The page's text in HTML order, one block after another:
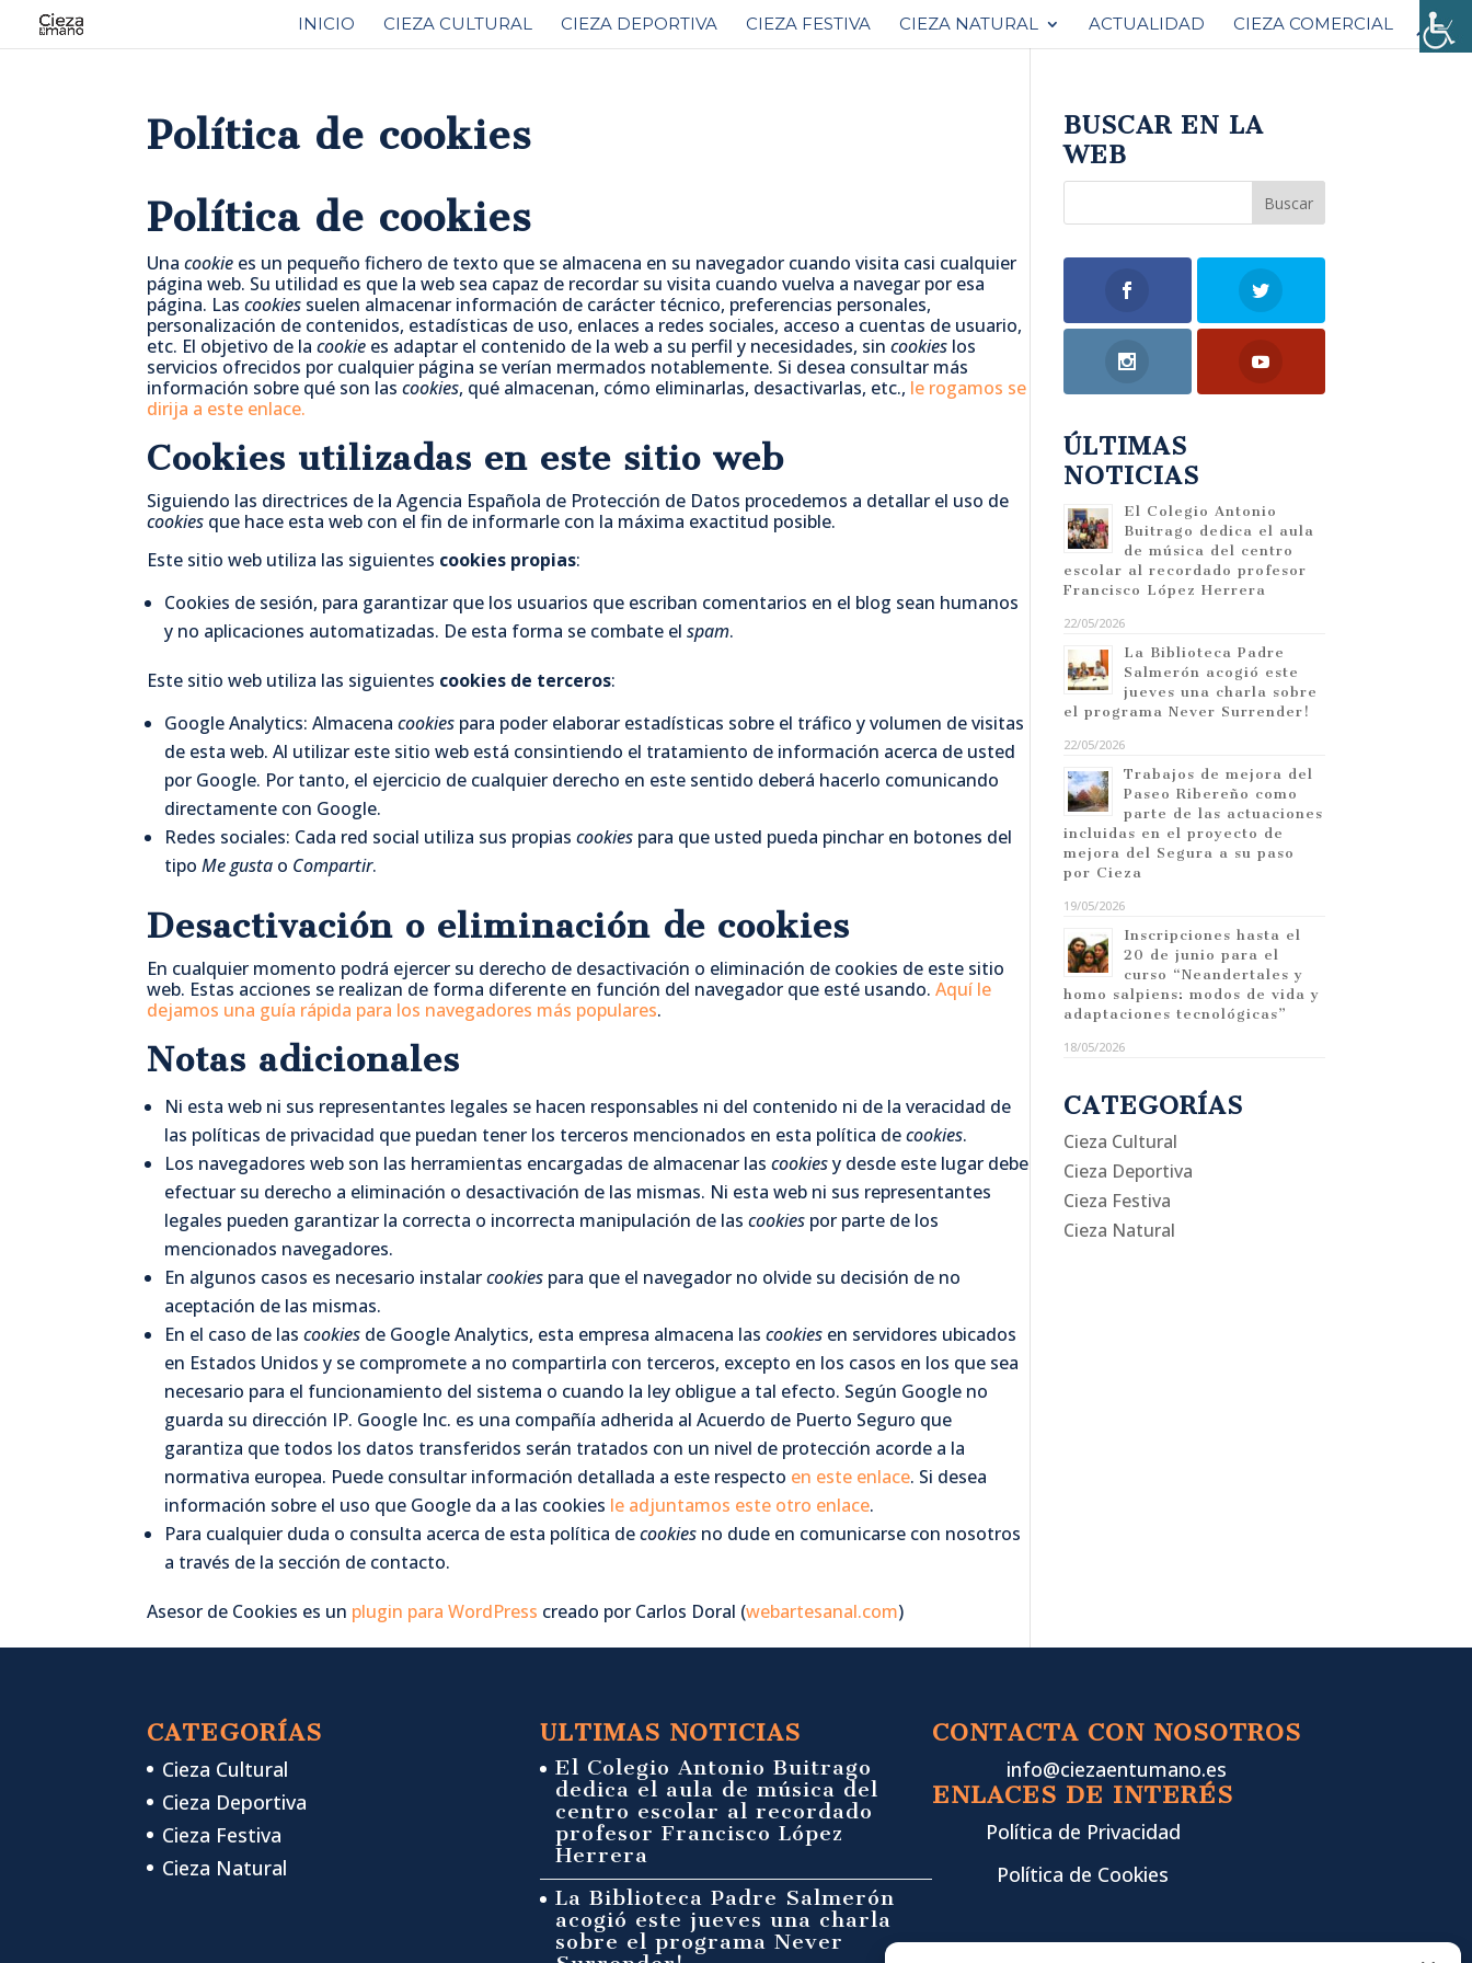
INICIO CIEZA CULTURAL CIEZA DEPORTIVA CIEZA FESTIVA CIEZA NATURAL ACTUALIDAD CIEZA COMERCIAL
Política de cookies
Política de cookies
Unacookie es un pequeño fichero de texto que se almacena en su navegador cuando visita casi cualquier
página web. Su utilidad es que la web sea capaz de recordar su visita cuando vuelva a navegar por esa
página. Lascookies suelen almacenar información de carácter técnico, preferencias personales,
personalización de contenidos, estadísticas de uso, enlaces a redes sociales, acceso a cuentas de usuario,
etc. El objetivo de lacookie es adaptar el contenido de la web a su perfil y necesidades, sincookies los
servicios ofrecidos por cualquier página se verían mermados notablemente. Si desea consultar más
información sobre qué son lascookies, qué almacenan, cómo eliminarlas, desactivarlas, etc., le rogamos se
dirija a este enlace.
Cookies utilizadas en este sitio web
Siguiendo las directrices de la Agencia Española de Protección de Datos procedemos a detallar el uso de
cookies que hace esta web con el fin de informarle con la máxima exactitud posible.
Este sitio web utiliza las siguientes cookies propias:
Cookies de sesión, para garantizar que los usuarios que escriban comentarios en el blog sean humanos
y no aplicaciones automatizadas. De esta forma se combate elspam.
Este sitio web utiliza las siguientes cookies de terceros:
Google Analytics: Almacenacookies para poder elaborar estadísticas sobre el tráfico y volumen de visitas
de esta web. Al utilizar este sitio web está consintiendo el tratamiento de información acerca de usted
por Google. Por tanto, el ejercicio de cualquier derecho en este sentido deberá hacerlo comunicando
directamente con Google.
Redes sociales: Cada red social utiliza sus propiascookies para que usted pueda pinchar en botones del
tipoMe gusta o Compartir.
Desactivación o eliminación de cookies
En cualquier momento podrá ejercer su derecho de desactivación o eliminación de cookies de este sitio
web. Estas acciones se realizan de forma diferente en función del navegador que esté usando.Aquí le
dejamos una guía rápida para los navegadores más populares.
Notas adicionales
Ni esta web ni sus representantes legales se hacen responsables ni del contenido ni de la veracidad de
las políticas de privacidad que puedan tener los terceros mencionados en esta política decookies.
Los navegadores web son las herramientas encargadas de almacenar lascookiesy desde este lugar debe
efectuar su derecho a eliminación o desactivación de las mismas. Ni esta web ni sus representantes
legales pueden garantizar la correcta o incorrecta manipulación de lascookies por parte de los
mencionados navegadores.
En algunos casos es necesario instalarcookies para que el navegador no olvide su decisión de no
aceptación de las mismas.
En el caso de lascookies de Google Analytics, esta empresa almacena lascookies en servidores ubicados
en Estados Unidos y se compromete a no compartirla con terceros, excepto en los casos en los que sea
necesario para el funcionamiento del sistema o cuando la ley obligue a tal efecto. Según Google no
guarda su dirección IP. Google Inc. es una compañía adherida al Acuerdo de Puerto Seguro que
garantiza que todos los datos transferidos serán tratados con un nivel de protección acorde a la
normativa europea. Puede consultar información detallada a este respecto en este enlace. Si desea
información sobre el uso que Google da a las cookies le adjuntamos este otro enlace.
Para cualquier duda o consulta acerca de esta política decookies no dude en comunicarse con nosotros
a través de la sección de contacto.
Asesor de Cookies es un plugin para WordPress creado por Carlos Doral (webartesanal.com)
BUSCAR EN LA
WEB
ÚLTIMAS
NOTICIAS
El Colegio Antonio
Buitrago dedica el aula
de música del centro
escolar al recordado profesor
Francisco López Herrera
22/05/2026
La Biblioteca Padre
Salmerón acogió este
jueves una charla sobre
el programa Never Surrender!
22/05/2026
Trabajos de mejora del
Paseo Ribereño como
parte de las actuaciones
incluidas en el proyecto de
mejora del Segura a su paso
por Cieza
19/05/2026
Inscripciones hasta el
20 de junio para el
curso “Neandertales y
homo salpiens: modos de vida y
adaptaciones tecnológicas”
18/05/2026
CATEGORÍAS
Cieza Cultural
Cieza Deportiva
Cieza Festiva
Cieza Natural
CATEGORÍAS
Cieza Cultural
Cieza Deportiva
Cieza Festiva
Cieza Natural
ULTIMAS NOTICIAS
El Colegio Antonio Buitrago
dedica el aula de música del
centro escolar al recordado
profesor Francisco López
Herrera
La Biblioteca Padre Salmerón
acogió este jueves una charla
sobre el programa Never
CONTACTA CON NOSOTROS
info@ciezaentumano.es
ENLACES DE INTERÉS
Política de Privacidad
Política de Cookies